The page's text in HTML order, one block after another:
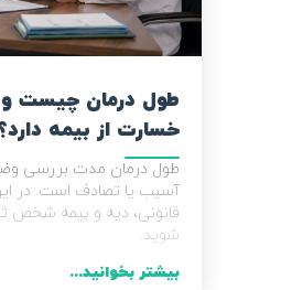
طول درمان چیست و
خسارت از بیمه
طول درمان مدت بررسی
آسیب یا تصادف است. در
قانونی، دیه و بیمه شخص
شوید.
بیشتر بخوانید...